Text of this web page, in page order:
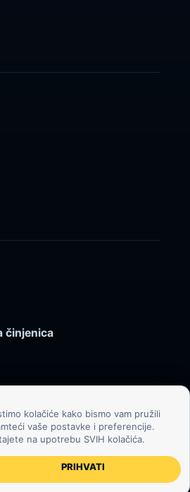
činjenica
Sva prava pridržana.
i velike ideje za znatiželjne
čitatelje.
kolačiće kako bismo vam pružili
vaše postavke i preferencije.
na upotrebu SVIH kolačića.
PRIHVATI